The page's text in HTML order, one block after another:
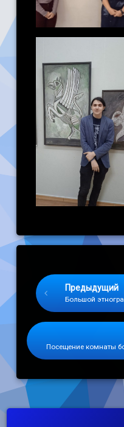
Предыдущий
Большой
Посещение комнаты